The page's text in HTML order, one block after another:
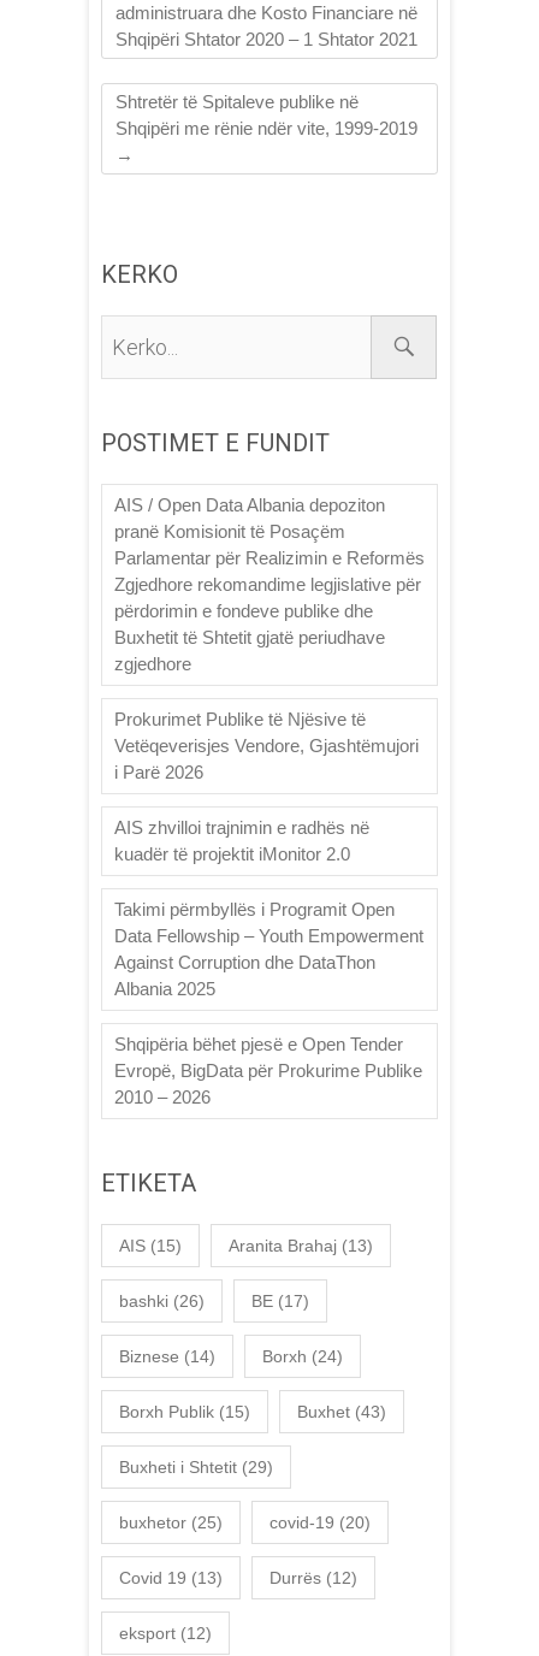
administruara dhe Kosto Financiare në
Shqipëri Shtator 2020 – 1 Shtator 2021
Shtretër të Spitaleve publike në
Shqipëri me rënie ndër vite, 1999-2019
→
KERKO
POSTIMET E FUNDIT
AIS / Open Data Albania depoziton
pranë Komisionit të Posaçëm
Parlamentar për Realizimin e Reformës
Zgjedhore rekomandime legjislative për
përdorimin e fondeve publike dhe
Buxhetit të Shtetit gjatë periudhave
zgjedhore
Prokurimet Publike të Njësive të
Vetëqeverisjes Vendore, Gjashtëmujori
i Parë 2026
AIS zhvilloi trajnimin e radhës në
kuadër të projektit iMonitor 2.0
Takimi përmbyllës i Programit Open
Data Fellowship – Youth Empowerment
Against Corruption dhe DataThon
Albania 2025
Shqipëria bëhet pjesë e Open Tender
Evropë, BigData për Prokurime Publike
2010 – 2026
ETIKETA
AIS (15) Aranita Brahaj (13)
bashki (26) BE (17)
Biznese (14) Borxh (24)
Borxh Publik (15) Buxhet (43)
Buxheti i Shtetit (29)
buxhetor (25) covid-19 (20)
Covid 19 (13) Durrës (12)
eksport (12)